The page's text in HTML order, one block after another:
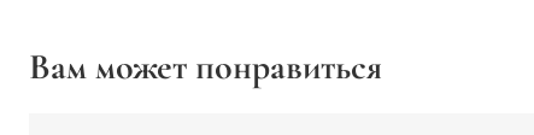
Вам может понравиться